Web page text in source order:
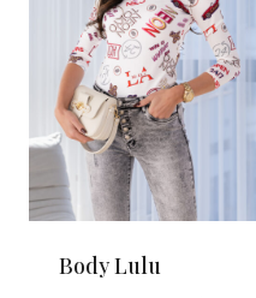
Body Lulu